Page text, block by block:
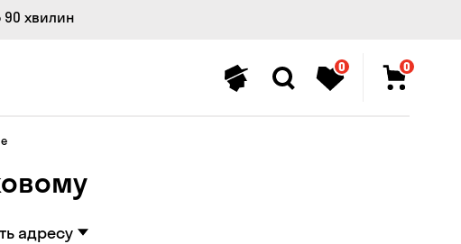
90 хвилин
0 0
адресу